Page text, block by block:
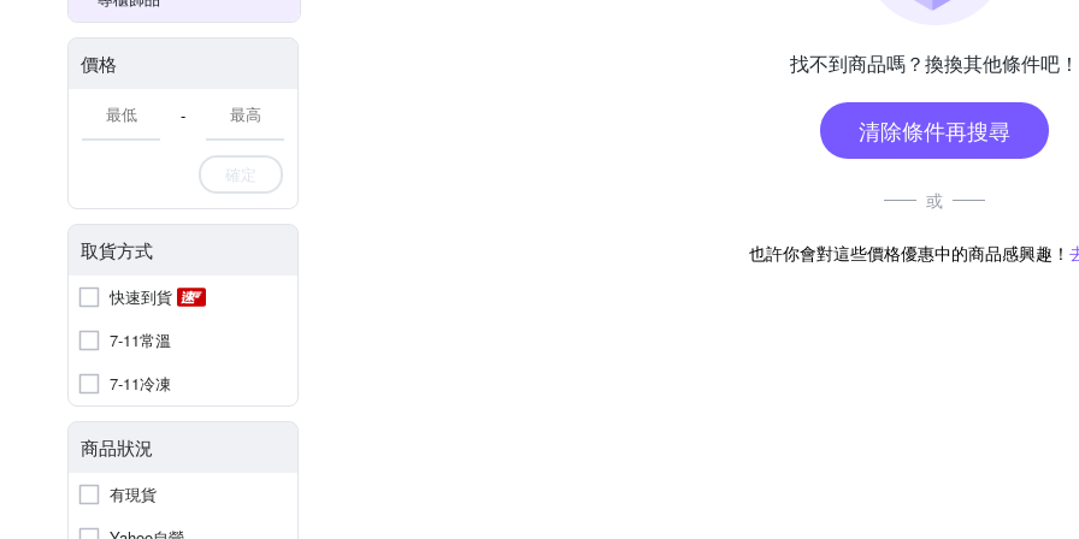
價格
-
確定
取貨方式
快速到貨
7-11常溫
7-11冷凍
商品狀況
有現貨
找不到商品嗎？換換其他條件吧！
清除條件再搜尋
或
也許你會對這些價格優惠中的商品感興趣！